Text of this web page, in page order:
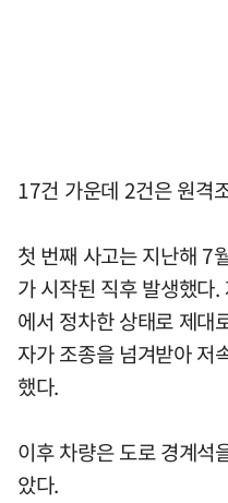
17건 가운데 2건은 원격
첫 번째 사고는 지난해 7
가 시작된 직후 발생했다
에서 정차한 상태로 제대
자가 조종을 넘겨받아 저
했다.
이후 차량은 도로 경계석
았다.